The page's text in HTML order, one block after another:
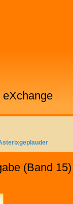
(Band 15)
ERWEITERTE SUCHE